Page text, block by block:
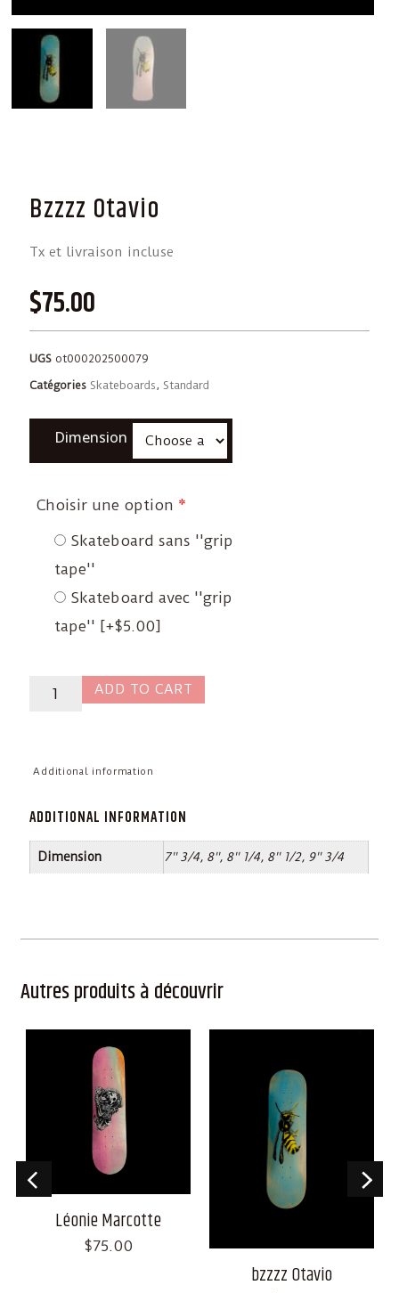
Bzzzz Otavio
Tx et livraison incluse
$75.00
UGS ot000202500079
Catégories Skateboards,Standard
Dimension
Choisir une option *
Skateboard sans ''grip
tape''
Skateboard avec ''grip
tape'' [+$5.00]
ADD TO CART
Additional information
ADDITIONAL INFORMATION
Dimension 7'' 3/4, 8'', 8'' 1/4, 8'' 1/2, 9'' 3/4
Autres produits à découvrir
Léonie Marcotte
$75.00
bzzzz Otavio